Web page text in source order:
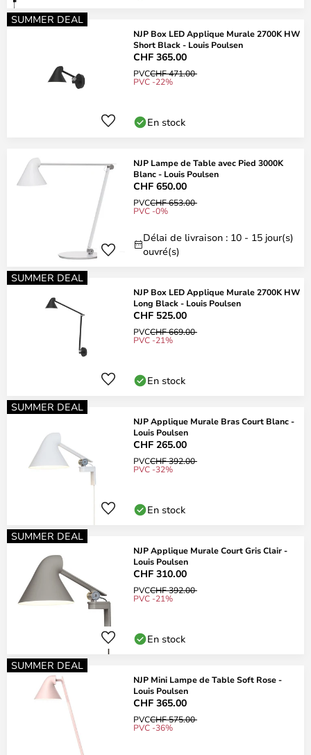
SUMMER DEAL
NJP Box LED Applique Murale 2700K HW
Short Black - Louis Poulsen
CHF 365.00
PVCCHF 471.00
PVC -22%
En stock
NJP Lampe de Table avec Pied 3000K
Blanc - Louis Poulsen
CHF 650.00
PVCCHF 653.00
PVC -0%
Délai de livraison : 10 - 15 jour(s)
ouvré(s)
SUMMER DEAL
NJP Box LED Applique Murale 2700K HW
Long Black - Louis Poulsen
CHF 525.00
PVCCHF 669.00
PVC -21%
En stock
SUMMER DEAL
NJP Applique Murale Bras Court Blanc -
Louis Poulsen
CHF 265.00
PVCCHF 392.00
PVC -32%
En stock
SUMMER DEAL
NJP Applique Murale Court Gris Clair -
Louis Poulsen
CHF 310.00
PVCCHF 392.00
PVC -21%
En stock
SUMMER DEAL
NJP Mini Lampe de Table Soft Rose -
Louis Poulsen
CHF 365.00
PVCCHF 575.00
PVC -36%